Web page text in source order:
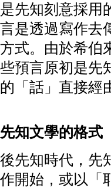
是先知刻意採用
言是透過寫作去
方式。由於希伯
些預言原初是先
的「話」直接經
先知文學的格式
後先知時代，先
作開始，或以「